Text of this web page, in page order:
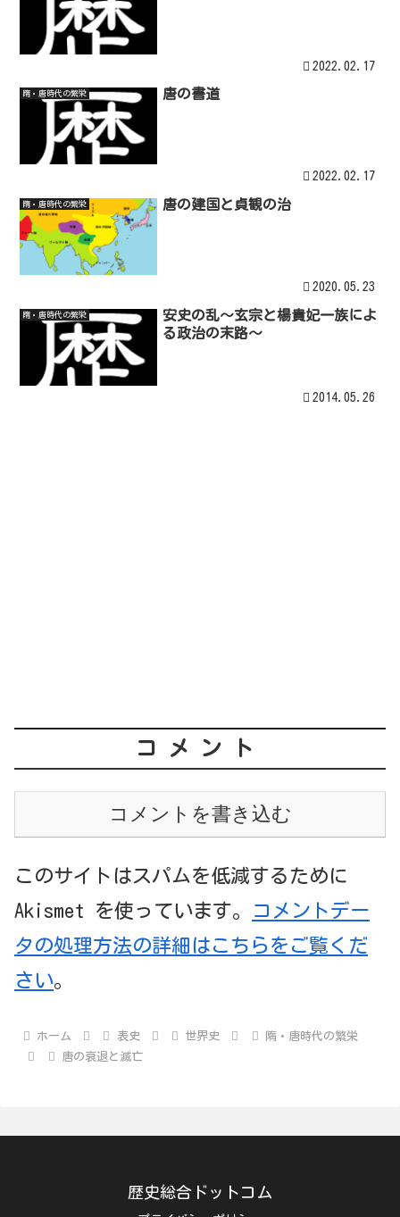
2022.02.17
隋・唐時代の繁栄 唐の書道
2022.02.17
隋・唐時代の繁栄 唐の建国と貞観の治
2020.05.23
隋・唐時代の繁栄
安史の乱～玄宗と楊貴妃一族によ
る政治の末路～
2014.05.26
コメント
コメントを書き込む
このサイトはスパムを低減するために
Akismet を使っています。
コメントデー
タの処理方法の詳細はこちらをご覧くだ
さい。
ホーム 表史 世界史
隋・唐時代の繁栄
唐の衰退と滅亡
歴史総合ドットコム